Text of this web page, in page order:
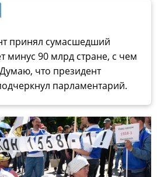
принял сумасшедший
минус 90 млрд стране, с чем
что президент
парламентарий.